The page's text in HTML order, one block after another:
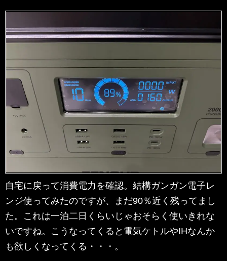
自宅に戻って消費電力を確認。結構ガンガン電子レ
ンジ使ってみたのですが、まだ90％近く残ってまし
た。これは一泊二日くらいじゃおそらく使いきれな
いですね。こうなってくると電気ケトルやIHなんか
も欲しくなってくる・・・。